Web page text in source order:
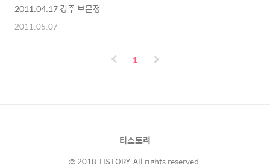
2011.04.17 경주 보문정
2011.05.07
1
티스토리
© 2018 TISTORY. All rights reserved.